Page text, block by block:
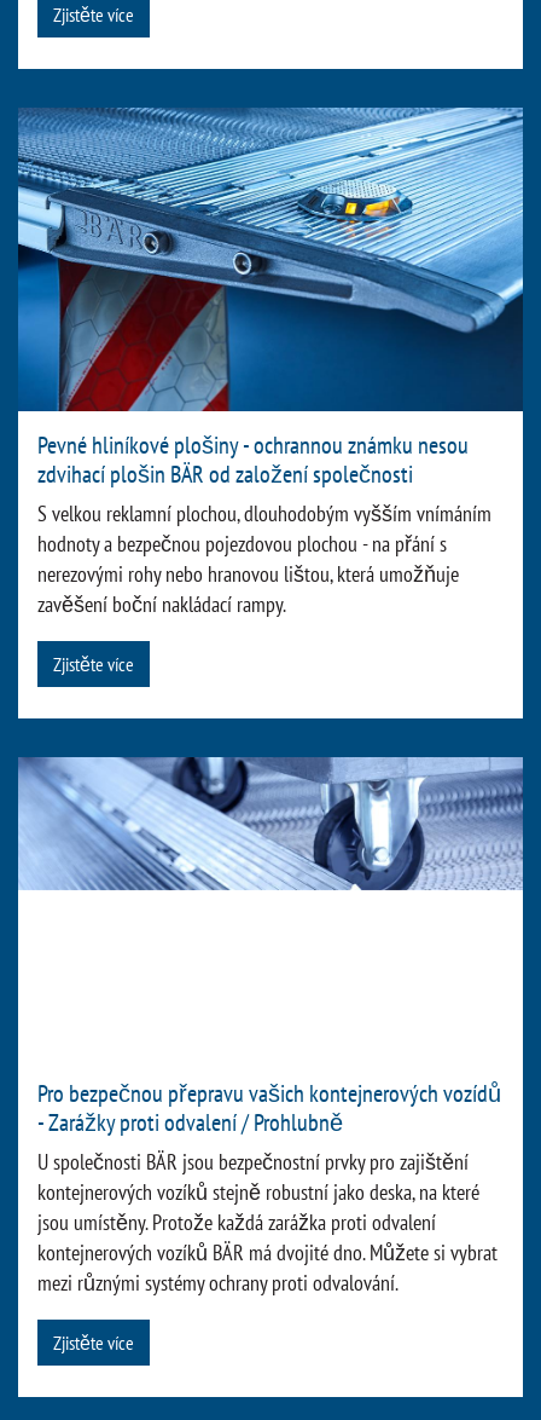
Zjistěte více
Pevné hliníkové plošiny - ochrannou známku nesou
zdvihací plošin BÄR od založení společnosti
S velkou reklamní plochou, dlouhodobým vyšším vnímáním
hodnoty a bezpečnou pojezdovou plochou - na přání s
nerezovými rohy nebo hranovou lištou, která umožňuje
zavěšení boční nakládací rampy.
Zjistěte více
Pro bezpečnou přepravu vašich kontejnerových vozídů
- Zarážky proti odvalení / Prohlubně
U společnosti BÄR jsou bezpečnostní prvky pro zajištění
kontejnerových vozíků stejně robustní jako deska, na které
jsou umístěny. Protože každá zarážka proti odvalení
kontejnerových vozíků BÄR má dvojité dno. Můžete si vybrat
mezi různými systémy ochrany proti odvalování.
Zjistěte více